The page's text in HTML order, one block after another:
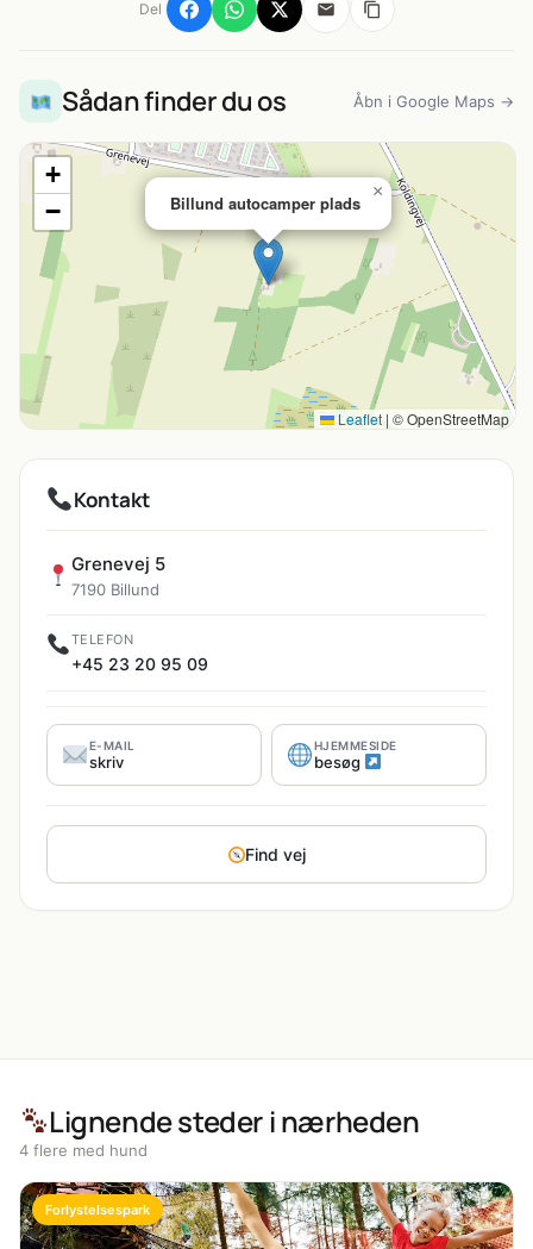
Del
Sådan finder du os Åbn i Google Maps →
Billund autocamper plads
×
+
−
Leaflet | © OpenStreetMap
Kontakt
Grenevej 5
7190 Billund
TELEFON
+45 23 20 95 09
E-MAIL
skriv
HJEMMESIDE
besøg
Find vej
Lignende steder i nærheden
4 flere med hund
Forlystelsespark